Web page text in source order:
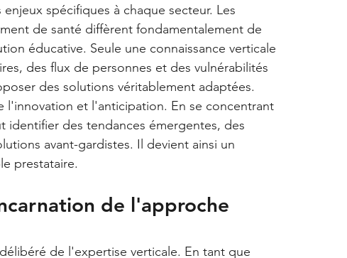
spécifiques à chaque secteur. Les
de santé diffèrent fondamentalement de
éducative. Seule une connaissance verticale
des flux de personnes et des vulnérabilités
des solutions véritablement adaptées.
l'innovation et l'anticipation. En se concentrant
identifier des tendances émergentes, des
avant-gardistes. Il devient ainsi un
prestataire.
de l'approche
de l'expertise verticale. En tant que